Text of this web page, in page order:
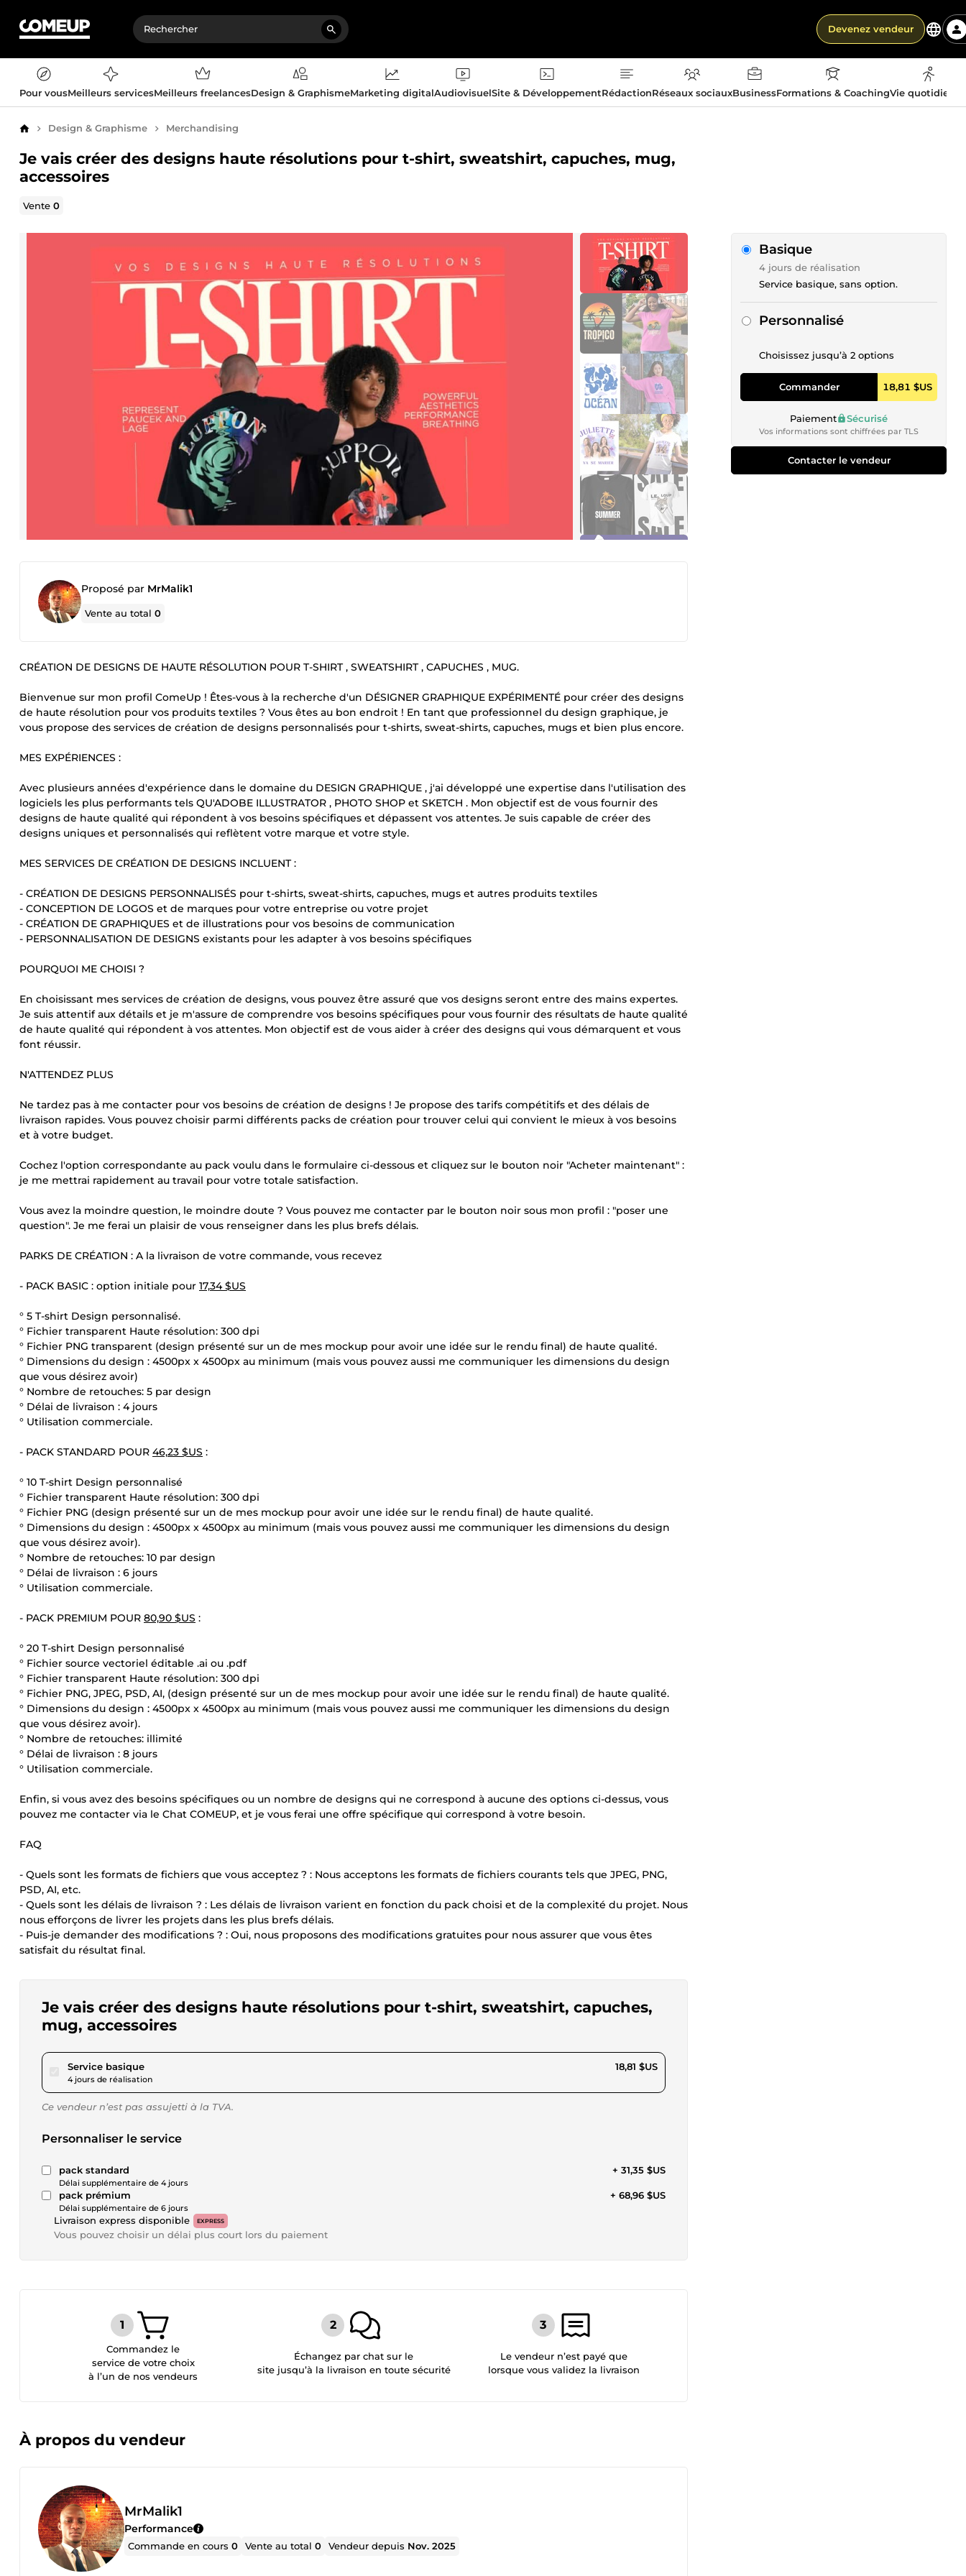
Devenez vendeur
Pour vousMeilleurs servicesMeilleurs freelancesDesign & GraphismeMarketing digitalAudiovisuelSite & DéveloppementRédactionRéseaux sociauxBusinessFormations & CoachingVie
AccueilDesign & Graphisme Merchandising
Je vais créer des designs haute résolutions pour t-shirt, sweatshirt, capuches, mug,
accessoires
Vente0
Proposé par MrMalik1
Vente au total0
CRÉATION DE DESIGNS DE HAUTE RÉSOLUTION POUR T-SHIRT , SWEATSHIRT , CAPUCHES , MUG.
Bienvenue sur mon profil ComeUp ! Êtes-vous à la recherche d'un DÉSIGNER GRAPHIQUE EXPÉRIMENTÉ pour créer des designs
de haute résolution pour vos produits textiles ? Vous êtes au bon endroit ! En tant que professionnel du design graphique, je
vous propose des services de création de designs personnalisés pour t-shirts, sweat-shirts, capuches, mugs et bien plus encore.
MES EXPÉRIENCES :
Avec plusieurs années d'expérience dans le domaine du DESIGN GRAPHIQUE , j'ai développé une expertise dans l'utilisation des
logiciels les plus performants tels QU'ADOBE ILLUSTRATOR , PHOTO SHOP et SKETCH . Mon objectif est de vous fournir des
designs de haute qualité qui répondent à vos besoins spécifiques et dépassent vos attentes. Je suis capable de créer des
designs uniques et personnalisés qui reflètent votre marque et votre style.
MES SERVICES DE CRÉATION DE DESIGNS INCLUENT :
- CRÉATION DE DESIGNS PERSONNALISÉS pour t-shirts, sweat-shirts, capuches, mugs et autres produits textiles
- CONCEPTION DE LOGOS et de marques pour votre entreprise ou votre projet
- CRÉATION DE GRAPHIQUES et de illustrations pour vos besoins de communication
- PERSONNALISATION DE DESIGNS existants pour les adapter à vos besoins spécifiques
POURQUOI ME CHOISI ?
En choisissant mes services de création de designs, vous pouvez être assuré que vos designs seront entre des mains expertes.
Je suis attentif aux détails et je m'assure de comprendre vos besoins spécifiques pour vous fournir des résultats de haute qualité
de haute qualité qui répondent à vos attentes. Mon objectif est de vous aider à créer des designs qui vous démarquent et vous
font réussir.
N'ATTENDEZ PLUS
Ne tardez pas à me contacter pour vos besoins de création de designs ! Je propose des tarifs compétitifs et des délais de
livraison rapides. Vous pouvez choisir parmi différents packs de création pour trouver celui qui convient le mieux à vos besoins
et à votre budget.
Cochez l'option correspondante au pack voulu dans le formulaire ci-dessous et cliquez sur le bouton noir "Acheter maintenant" :
je me mettrai rapidement au travail pour votre totale satisfaction.
Vous avez la moindre question, le moindre doute ? Vous pouvez me contacter par le bouton noir sous mon profil : "poser une
question". Je me ferai un plaisir de vous renseigner dans les plus brefs délais.
PARKS DE CRÉATION : A la livraison de votre commande, vous recevez
- PACK BASIC : option initiale pour 17,34 $US
° 5 T-shirt Design personnalisé.
° Fichier transparent Haute résolution: 300 dpi
° Fichier PNG transparent (design présenté sur un de mes mockup pour avoir une idée sur le rendu final) de haute qualité.
° Dimensions du design : 4500px x 4500px au minimum (mais vous pouvez aussi me communiquer les dimensions du design
que vous désirez avoir)
° Nombre de retouches: 5 par design
° Délai de livraison : 4 jours
° Utilisation commerciale.
- PACK STANDARD POUR 46,23 $US :
° 10 T-shirt Design personnalisé
° Fichier transparent Haute résolution: 300 dpi
° Fichier PNG (design présenté sur un de mes mockup pour avoir une idée sur le rendu final) de haute qualité.
° Dimensions du design : 4500px x 4500px au minimum (mais vous pouvez aussi me communiquer les dimensions du design
que vous désirez avoir).
° Nombre de retouches: 10 par design
° Délai de livraison : 6 jours
° Utilisation commerciale.
- PACK PREMIUM POUR 80,90 $US :
° 20 T-shirt Design personnalisé
° Fichier source vectoriel éditable .ai ou .pdf
° Fichier transparent Haute résolution: 300 dpi
° Fichier PNG, JPEG, PSD, AI, (design présenté sur un de mes mockup pour avoir une idée sur le rendu final) de haute qualité.
° Dimensions du design : 4500px x 4500px au minimum (mais vous pouvez aussi me communiquer les dimensions du design
que vous désirez avoir).
° Nombre de retouches: illimité
° Délai de livraison : 8 jours
° Utilisation commerciale.
Enfin, si vous avez des besoins spécifiques ou un nombre de designs qui ne correspond à aucune des options ci-dessus, vous
pouvez me contacter via le Chat COMEUP, et je vous ferai une offre spécifique qui correspond à votre besoin.
FAQ
- Quels sont les formats de fichiers que vous acceptez ? : Nous acceptons les formats de fichiers courants tels que JPEG, PNG,
PSD, AI, etc.
- Quels sont les délais de livraison ? : Les délais de livraison varient en fonction du pack choisi et de la complexité du projet. Nous
nous efforçons de livrer les projets dans les plus brefs délais.
- Puis-je demander des modifications ? : Oui, nous proposons des modifications gratuites pour nous assurer que vous êtes
satisfait du résultat final.
Je vais créer des designs haute résolutions pour t-shirt, sweatshirt, capuches,
mug, accessoires
Service basiquepour 17,34 $US
4 jours de réalisation
18,81 $US
Ce vendeur n’est pas assujetti à la TVA.
Personnaliser le service
pack standard
Délai supplémentaire de 4 jours
+ 31,35 $US
pack prémium
Délai supplémentaire de 6 jours
+ 68,96 $US
Livraison express disponible EXPRESS
Vous pouvez choisir un délai plus court lors du paiement
Basique
4 jours de réalisation
Service basique, sans option.
Personnalisé
Choisissez jusqu’à 2 options
Commander 18,81 $US
Paiement Sécurisé
Vos informations sont chiffrées par TLS
Contacter le vendeur
Commandez le
service de votre choix
à l’un de nos vendeurs
Échangez par chat sur le
site jusqu’à la livraison en toute sécurité
Le vendeur n’est payé que
lorsque vous validez la livraison
À propos du vendeur
MrMalik1
Performance
Commande en cours0 Vente au total0 Vendeur depuis Nov. 2025